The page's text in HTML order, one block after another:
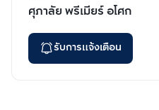
ศุภาลัย พรีเมียร์ อโศก
รับการแจ้งเตือน